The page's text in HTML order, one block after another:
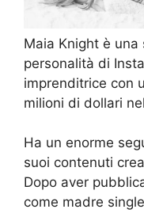
Maia Knight è una
personalità di
imprenditrice con
milioni di dollari
Ha un enorme
suoi contenuti
Dopo aver
come madre